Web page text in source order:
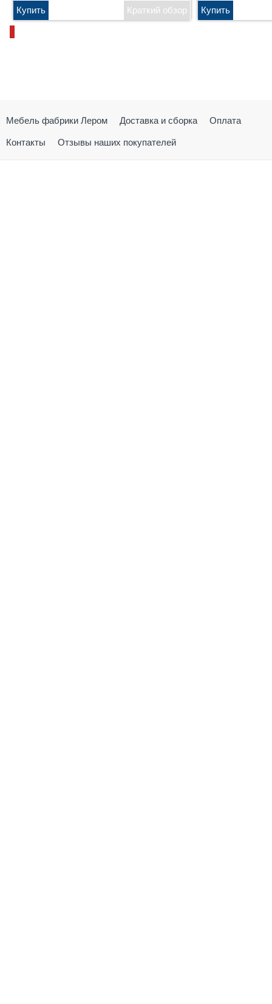
Мебель фабрики Лером Доставка и сборка Оплата
Контакты Отзывы наших покупателей